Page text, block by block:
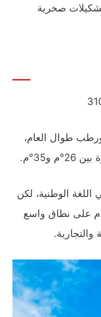
صخرية
طوال العام،
و35°م.
اللغة الوطنية، لكن
على نطاق واسع